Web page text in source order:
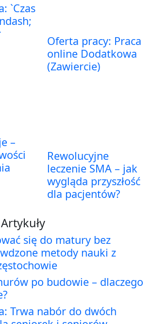
`Czas
Oferta pracy: Praca
online Dodatkowa
(Zawiercie)
–
Rewolucyjne
leczenie SMA – jak
wygląda przyszłość
dla pacjentów?
się do matury bez
metody nauki z
po budowie – dlaczego
Trwa nabór do dwóch